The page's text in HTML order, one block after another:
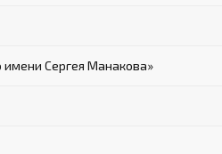
Сергея Манакова»